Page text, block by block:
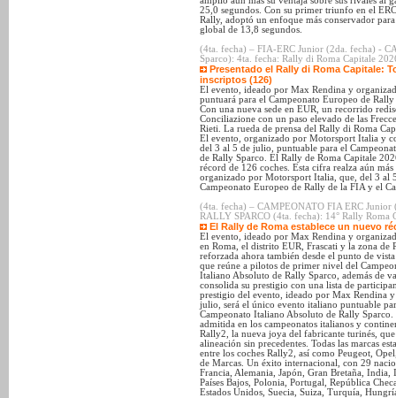
25,0 segundos. Con su primer triunfo en el
Rally, adoptó un enfoque más conservador
global de 13,8 segundos.
(4ta. fecha) – FIA-ERC Junior (2da. fecha) -
Sparco): 4ta. fecha: Rally di Roma Capitale
Presentado el Rally di Roma Capitale:
inscriptos (126)
El evento, ideado por Max Rendina y
puntuará para el Campeonato Europeo de
Con una nueva sede en EUR, un recorrido
Conciliazione con un paso elevado de las
Rieti. La rueda de prensa del Rally di Roma
El evento, organizado por Motorsport Italia y
del 3 al 5 de julio, puntuable para el
de Rally Sparco. El Rally de Roma Capitale
récord de 126 coches. Esta cifra realza aún
organizado por Motorsport Italia, que, del 3 al
Campeonato Europeo de Rally de la FIA y el
(4ta. fecha) – CAMPEONATO FIA ERC
RALLY SPARCO (4ta. fecha): 14° Rally Roma
El Rally de Roma establece un nuevo
El evento, ideado por Max Rendina y
en Roma, el distrito EUR, Frascati y la zona de
reforzada ahora también desde el punto de
que reúne a pilotos de primer nivel del
Italiano Absoluto de Rally Sparco, además de
consolida su prestigio con una lista de
prestigio del evento, ideado por Max Rendina
julio, será el único evento italiano puntuable
Campeonato Italiano Absoluto de Rally
admitida en los campeonatos italianos y
Rally2, la nueva joya del fabricante turinés,
alineación sin precedentes. Todas las marcas
entre los coches Rally2, así como Peugeot,
de Marcas. Un éxito internacional, con 29
Francia, Alemania, Japón, Gran Bretaña,
Países Bajos, Polonia, Portugal, República
Estados Unidos, Suecia, Suiza, Turquía,